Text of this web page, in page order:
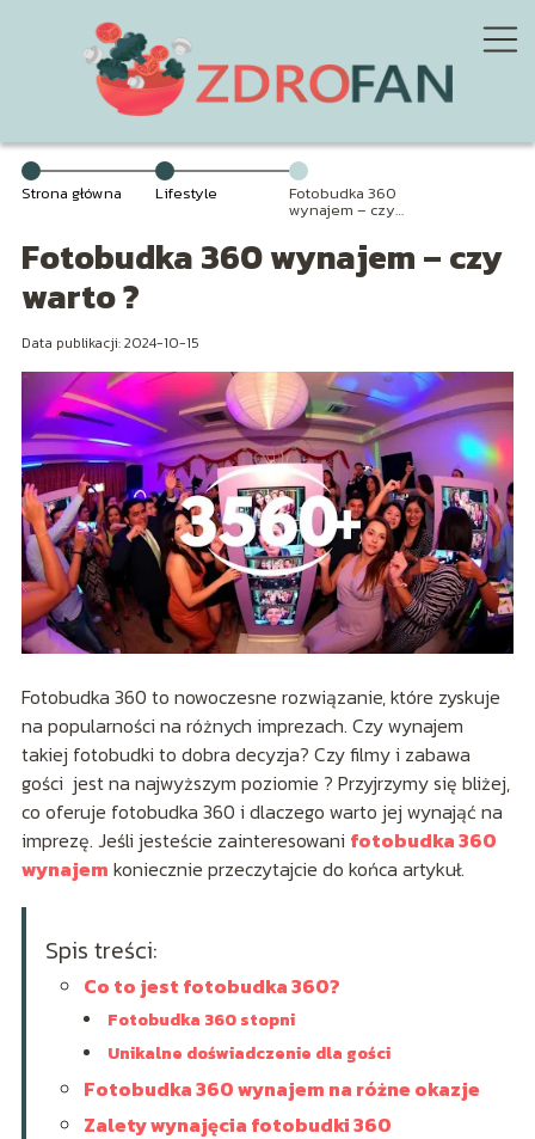
Strona główna Lifestyle Fotobudka 360
wynajem – czy
warto ?
Fotobudka 360 wynajem – czy
warto ?
Data publikacji: 2024-10-15
Fotobudka 360 to nowoczesne rozwiązanie, które zyskuje
na popularności na różnych imprezach. Czy wynajem
takiej fotobudki to dobra decyzja? Czy filmy i zabawa
gości jest na najwyższym poziomie ? Przyjrzymy się bliżej,
co oferuje fotobudka 360 i dlaczego warto jej wynająć na
imprezę. Jeśli jesteście zainteresowani fotobudka 360
wynajem koniecznie przeczytajcie do końca artykuł.
Spis treści:
Co to jest fotobudka 360?
Fotobudka 360 stopni
Unikalne doświadczenie dla gości
Fotobudka 360 wynajem na różne okazje
Zalety wynajęcia fotobudki 360